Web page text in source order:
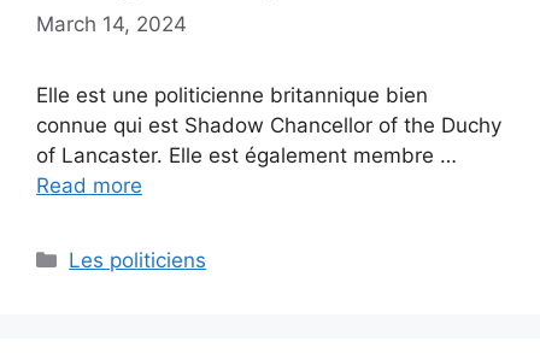
March 14, 2024
Elle est une politicienne britannique bien
connue qui est Shadow Chancellor of the Duchy
of Lancaster. Elle est également membre …
Read more
Categories
Les politiciens